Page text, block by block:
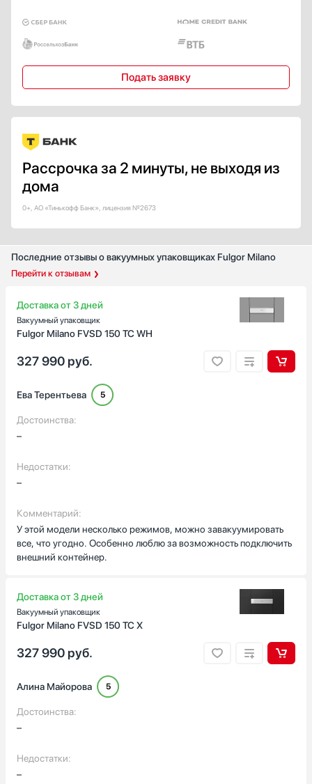
Подать заявку
Рассрочка за 2 минуты, не выходя из
дома
0+, АО «Тинькофф Банк», лицензия №2673
Последние отзывы о вакуумных упаковщиках Fulgor Milano
Перейти к отзывам
Доставка от 3 дней
Вакуумный упаковщик
Fulgor Milano FVSD 150 TC WH
327 990 руб.
Ева Терентьева 5
Достоинства:
–
Недостатки:
–
Комментарий:
У этой модели несколько режимов, можно завакуумировать
все, что угодно. Особенно люблю за возможность подключить
внешний контейнер.
Доставка от 3 дней
Вакуумный упаковщик
Fulgor Milano FVSD 150 TC X
327 990 руб.
Алина Майорова 5
Достоинства:
–
Недостатки:
–